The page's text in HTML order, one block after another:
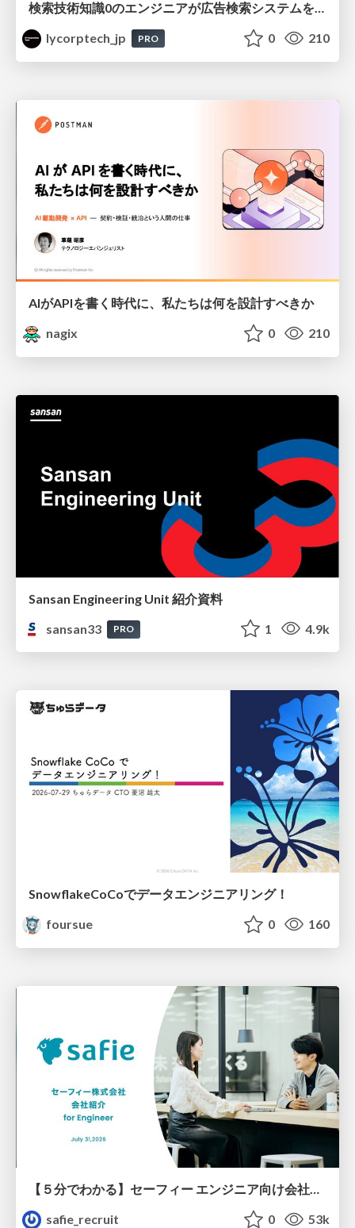
lycorptech_jp
PRO 0 210
AIがAPIを書く時代に、私たちは何を設計すべきか
nagix
0 210
Sansan Engineering Unit 紹介資料
sansan33
PRO 1 4.9k
SnowflakeCoCoでデータエンジニアリング！
foursue
0 160
【５分でわかる】セーフィー エンジニア向け会社紹介
safie_recruit
0 53k